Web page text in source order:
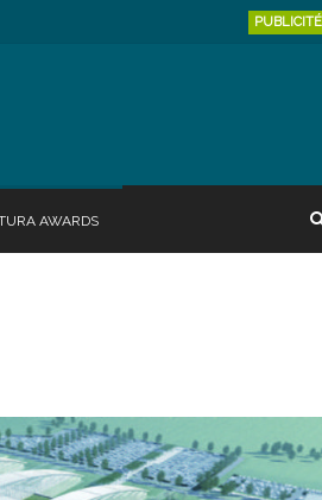
PUBLICITÉ
AWARDS